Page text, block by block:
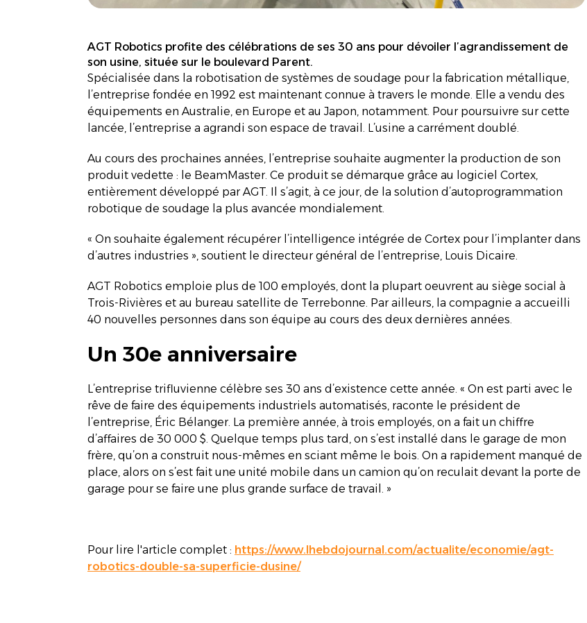
AGT Robotics profite des célébrations de ses 30 ans pour dévoiler l’agrandissement de
son usine, située sur le boulevard Parent.
Spécialisée dans la robotisation de systèmes de soudage pour la fabrication métallique,
l’entreprise fondée en 1992 est maintenant connue à travers le monde. Elle a vendu des
équipements en Australie, en Europe et au Japon, notamment. Pour poursuivre sur cette
lancée, l’entreprise a agrandi son espace de travail. L’usine a carrément doublé.
Au cours des prochaines années, l’entreprise souhaite augmenter la production de son
produit vedette : le BeamMaster. Ce produit se démarque grâce au logiciel Cortex,
entièrement développé par AGT. Il s’agit, à ce jour, de la solution d’autoprogrammation
robotique de soudage la plus avancée mondialement.
« On souhaite également récupérer l’intelligence intégrée de Cortex pour l’implanter dans
d’autres industries », soutient le directeur général de l’entreprise, Louis Dicaire.
AGT Robotics emploie plus de 100 employés, dont la plupart oeuvrent au siège social à
Trois-Rivières et au bureau satellite de Terrebonne. Par ailleurs, la compagnie a accueilli
40 nouvelles personnes dans son équipe au cours des deux dernières années.
Un 30e anniversaire
L’entreprise trifluvienne célèbre ses 30 ans d’existence cette année. « On est parti avec le
rêve de faire des équipements industriels automatisés, raconte le président de
l’entreprise, Éric Bélanger. La première année, à trois employés, on a fait un chiffre
d’affaires de 30 000 $. Quelque temps plus tard, on s’est installé dans le garage de mon
frère, qu’on a construit nous-mêmes en sciant même le bois. On a rapidement manqué de
place, alors on s’est fait une unité mobile dans un camion qu’on reculait devant la porte de
garage pour se faire une plus grande surface de travail. »
Pour lire l'article complet : https://www.lhebdojournal.com/actualite/economie/agt-
robotics-double-sa-superficie-dusine/